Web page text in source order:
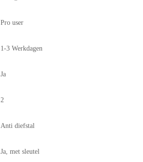
Pro user
1-3 Werkdagen
Ja
2
Anti diefstal
Ja, met sleutel